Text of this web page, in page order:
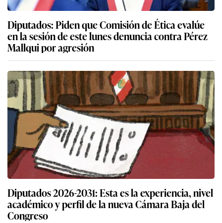
Diputados: Piden que Comisión de Ética evalúe
en la sesión de este lunes denuncia contra Pérez
Mallqui por agresión
Diputados 2026-2031: Esta es la experiencia, nivel
académico y perfil de la nueva Cámara Baja del
Congreso